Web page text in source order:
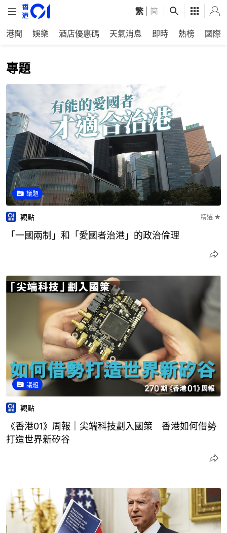
繁 简
港聞 娛樂 酒店優惠碼 天氣消息 即時 熱榜 國際
專題
議題
觀點 精選 ★
「一國兩制」和「愛國者治港」的政治倫理
議題
觀點
《香港01》周報｜尖端科技劃入國策 香港如何借勢
打造世界新矽谷